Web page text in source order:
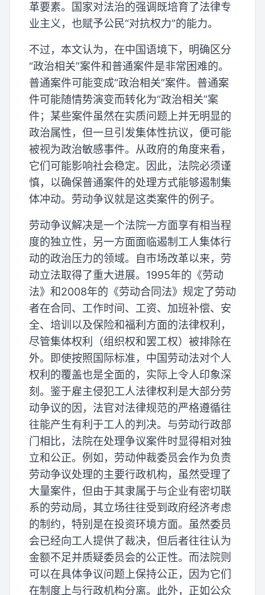
革要素。国家对法治的强调既培育了法律专
业主义，也赋予公民“对抗权力”的能力。
不过，本文认为，在中国语境下，明确区分
“政治相关”案件和普通案件是非常困难的。
普通案件可能变成“政治相关”案件。普通案
件可能随情势演变而转化为“政治相关”案
件；某些案件虽然在实质问题上并无明显的
政治属性，但一旦引发集体性抗议，便可能
被视为政治敏感事件。从政府的角度来看，
它们可能影响社会稳定。因此，法院必须谨
慎，以确保普通案件的处理方式能够遏制集
体冲动。劳动争议就是这类案件的例子。
劳动争议解决是一个法院一方面享有相当程
度的独立性，另一方面面临遏制工人集体行
动的政治压力的领域。自市场改革以来，劳
动立法取得了重大进展。1995年的《劳动
法》和2008年的《劳动合同法》规定了劳动
者在合同、工作时间、工资、加班补偿、安
全、培训以及保险和福利方面的法律权利，
尽管集体权利（组织权和罢工权）被排除在
外。即使按照国际标准，中国劳动法对个人
权利的覆盖也是全面的，实际上令人印象深
刻。鉴于雇主侵犯工人法律权利是大部分劳
动争议的因，法官对法律规范的严格遵循往
往能产生有利于工人的判决。与劳动行政部
门相比，法院在处理争议案件时显得相对独
立和公正。例如，劳动仲裁委员会作为负责
劳动争议处理的主要行政机构，虽然受理了
大量案件，但由于其隶属于与企业有密切联
系的劳动局，其立场往往受到政府经济考虑
的制约，特别是在投资环境方面。虽然委员
会已经向工人提供了裁决，但后者往往认为
金额不足并质疑委员会的公正性。而法院则
可以在具体争议问题上保持公正，因为它们
在制度上与行政机构分离。此外，正如公众